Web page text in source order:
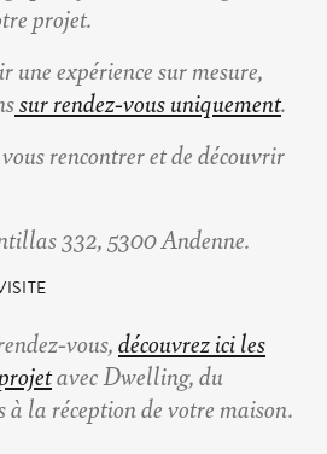
projet.
expérience sur mesure,
sur rendez-vous uniquement.
rencontrer et de découvrir
332, 5300 Andenne.
vous,découvrez ici les
avec Dwelling, du
à la réception de votre maison.